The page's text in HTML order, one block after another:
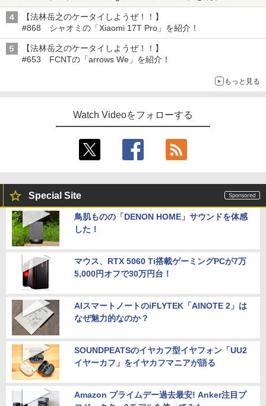
【法林岳之のケータイしようぜ！！】
#868 シャオミの「Xiaomi 17T Pro」を紹介！
【法林岳之のケータイしようぜ！！】
#653 FCNTの「arrows We」を紹介！
もっと見る
Watch Videoをフォローする
Special Site
鳥肌ものの「DENON HOME」サウンドを体感
した！
マウス、RTX 5060 Ti搭載ゲーミングPCが7万
5,000円オフで30万円台！
AIスマートノートのiFLYTEK「AINOTE 2」は
なぜ魅力的なのか？
SOUNDPEATSのイヤカフ型イヤフォン「UU2
イヤーカフ」をイヤカフマニアが語る
Amazon プライムデー過去最安! Anker注目プ